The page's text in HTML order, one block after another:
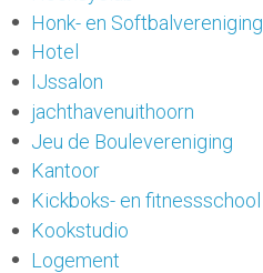
Honk- en Softbalvereniging
Hotel
IJssalon
jachthavenuithoorn
Jeu de Boulevereniging
Kantoor
Kickboks- en fitnessschool
Kookstudio
Logement